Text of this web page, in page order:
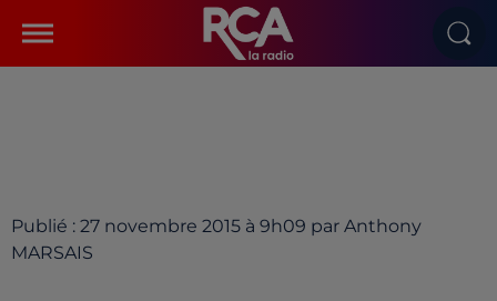
Publié : 27 novembre 2015 à 9h09 par Anthony
MARSAIS